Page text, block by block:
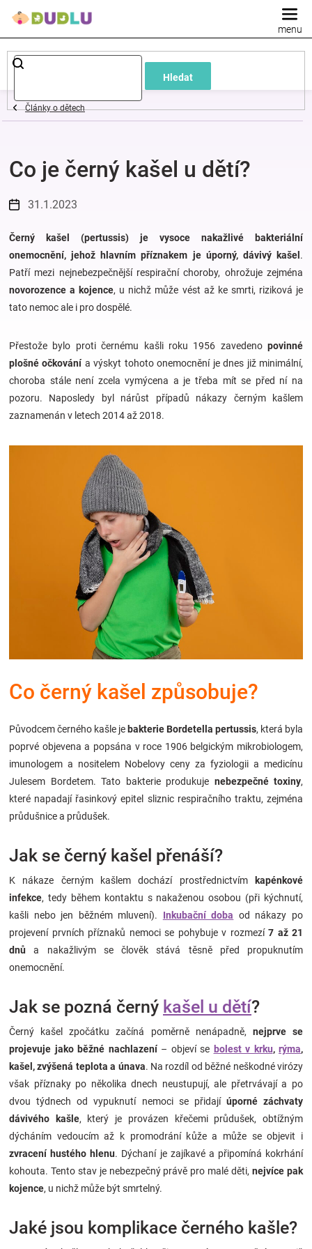
Hledat
Dětské
a
oblečení
Pokojíček
a
kojenecká
výbava
Hračky
a
zábava
Přihlášení
Články o dětech
Co je černý kašel u dětí?
31.1.2023
Černý kašel (pertussis) je vysoce nakažlivé bakteriální
onemocnění, jehož hlavním příznakem je úporný, dávivý kašel .
Patří mezi nejnebezpečnější respirační choroby, ohrožuje zejména
novorozence a kojence, u nichž může vést až ke smrti, riziková je
tato nemoc ale i pro dospělé.
Přestože bylo proti černému kašli roku 1956 zavedeno povinné
plošné očkovánía výskyt tohoto onemocnění je dnes již minimální,
choroba stále není zcela vymýcena a je třeba mít se před ní na
pozoru. Naposledy byl nárůst případů nákazy černým kašlem
zaznamenán v letech 2014 až 2018.
Co černý kašel způsobuje?
Původcem černého kašle je bakterie Bordetella pertussis, která byla
poprvé objevena a popsána v roce 1906 belgickým mikrobiologem,
imunologem a nositelem Nobelovy ceny za fyziologii a medicínu
Julesem Bordetem. Tato bakterie produkuje nebezpečné toxiny,
které napadají řasinkový epitel sliznic respiračního traktu, zejména
průdušnice a průdušek.
Jak se černý kašel přenáší?
K nákaze černým kašlem dochází prostřednictvím
kapénkové
infekce, tedy během kontaktu s nakaženou osobou (při kýchnutí,
kašli nebo jen běžném mluvení). Inkubační doba od nákazy po
projevení prvních příznaků nemoci se pohybuje v rozmezí7 až 21
dnů a nakažlivým se člověk stává těsně před propuknutím
onemocnění.
Jak se pozná černý kašel u dětí?
Černý kašel zpočátku začíná poměrně nenápadně, nejprve se
projevuje jako běžné nachlazení– objeví se bolest v krku, rýma,
kašel, zvýšená teplota a únava. Na rozdíl od běžné neškodné virózy
však příznaky po několika dnech neustupují, ale přetrvávají a po
dvou týdnech od vypuknutí nemoci se přidají úporné záchvaty
dávivého kašle, který je provázen křečemi průdušek, obtížným
dýcháním vedoucím až k promodrání kůže a může se objevit i
zvracení hustého hlenu. Dýchaní je zajíkavé a připomíná kokrhání
kohouta. Tento stav je nebezpečný právě pro malé děti,nejvíce pak
kojence, u nichž může být smrtelný.
Jaké jsou komplikace černého kašle?